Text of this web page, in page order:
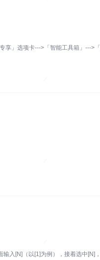
」选项卡--->「智能工具箱」--->
入[N]（以[1]为例），接着选中[N]